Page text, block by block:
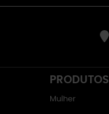
PRODUTOS
Mulher